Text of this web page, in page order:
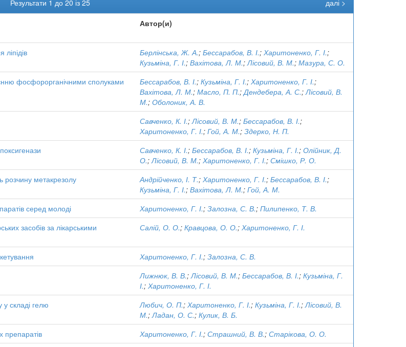
Результати 1 до 20 із 25
далі >
Автор(и)
Берлінська, Ж. А.; Бессарабов, В. І.; Харитоненко, Г. І.;
Кузьміна, Г. І.; Вахітова, Л. М.;Лісовий, В. М.; Мазура, С. О.
фосфорорганічними сполуками Бессарабов, В. І.; Кузьміна, Г. І.; Харитоненко, Г. І.;
Вахітова, Л. М.; Масло, П. П.;Дендебера, А. С.;Лісовий, В.
М.; Оболоник, А. В.
Савченко, К. І.;Лісовий, В. М.; Бессарабов, В. І.;
Харитоненко, Г. І.; Гой, А. М.; Здерко, Н. П.
Савченко, К. І.; Бессарабов, В. І.; Кузьміна, Г. І.; Олійник, Д.
О.;Лісовий, В. М.; Харитоненко, Г. І.; Смішко, Р. О.
розчину метакрезолу Андрійченко, І. Т.; Харитоненко, Г. І.; Бессарабов, В. І.;
Кузьміна, Г. І.; Вахітова, Л. М.; Гой, А. М.
серед молоді Харитоненко, Г. І.; Залозна, С. В.; Пилипенко, Т. В.
засобів за лікарськими
Салій, О. О.; Кравцова, О. О.; Харитоненко, Г. І.
Харитоненко, Г. І.; Залозна, С. В.
Лижнюк, В. В.;Лісовий, В. М.; Бессарабов, В. І.; Кузьміна, Г.
І.; Харитоненко, Г. І.
у складі гелю Любич, О. П.; Харитоненко, Г. І.; Кузьміна, Г. І.;Лісовий, В.
М.;Ладан, О. С.; Кулик, В. Б.
препаратів Харитоненко, Г. І.; Страшний, В. В.; Старікова, О. О.